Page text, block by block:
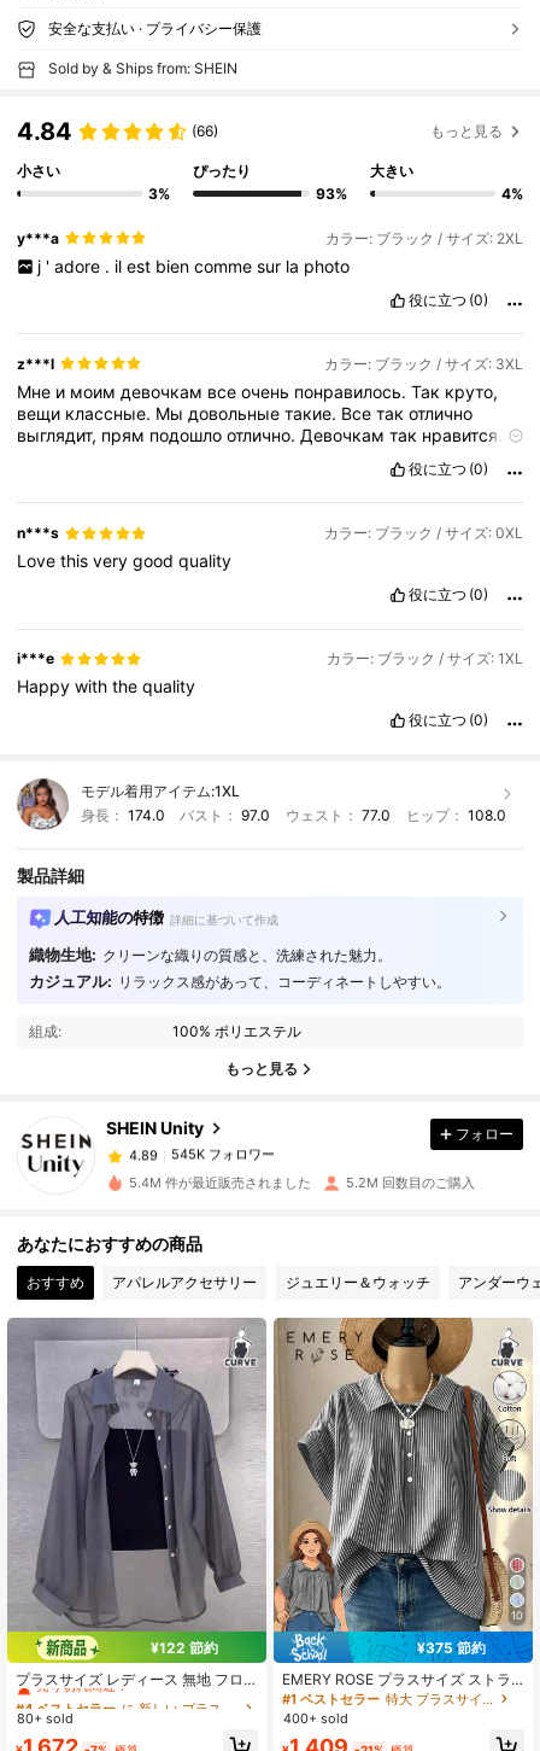
安全な支払い · プライバシー保護
Sold by & Ships from: SHEIN
4.84 (66) もっと見る
小さい
3%
ぴったり
93%
大きい
4%
y***a カラー: ブラック / サイズ: 2XL
j ' adore . il est bien comme sur la photo
役に立つ (0)
z***l カラー: ブラック / サイズ: 3XL
Мне и моим девочкам всеочень понравилось.Так круто,
вещи классные. Мы довольныетакие. Всетакотлично
выглядит, прям подошлоотлично. Девочкамтак нравится.
役に立つ (0)
n***s カラー: ブラック / サイズ: 0XL
Lovethisverygoodquality
役に立つ (0)
i***e カラー: ブラック / サイズ: 1XL
Happywiththequality
役に立つ (0)
モデル着用アイテム:1XL
身長： 174.0 バスト：97.0 ウェスト： 77.0 ヒップ： 108.0
製品詳細
人工知能の特徴 詳細に基づいて作成
織物生地: クリーンな織りの質感と、洗練された魅力。
カジュアル: リラックス感があって、コーディネートしやすい。
組成: 100% ポリエステル
もっと見る
SHEIN Unity
4.89 545K フォロワー
545K フォロワー
4.89
545K フォロワー
m***9 は1日前に購入しました
4.89 545K フォロワー
4.89 545K フォロワー
4.89 545K フォロワー
545K フォロワー
545K フォロワー
4.89 545K フォロワー
545K フォロワー
フォロー
5.4M 件が最近販売されました 5.2M 回数目のご購入
あなたにおすすめの商品
おすすめ アパレルアクセサリー ジュエリー＆ウォッチ アンダーウ
¥122 節約
プラスサイズ レディース 無地 フロ
ントボタン ロールアップスリーブ シ
フォンブラウス、軽量通気性 エレガ
ィー、春、夏、秋に適しています
#4 ベストセラー
売り切れ間近！
#4 ベストセラー
売り切れ間近！
#4 ベストセラー
売り切れ間近！
#4 ベストセラー
に 新しい プラスサイズのブラウス
80+ sold
10
¥375 節約
EMERY ROSE プラスサイズ ストラ
イプ 半袖 カジュアルブラウス、リネ
ンシャツ、お出かけトップス、バケ
#1 ベストセラー
特大 プラスサイズのブラウス
400+ sold